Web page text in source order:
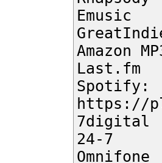
Emusic
Amazon
Last.fm
Spotify:
https://
7digital
24-7
Omnifone